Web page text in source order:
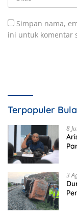
Simpan nama,
ini untuk komentar
Terpopuler
8
3